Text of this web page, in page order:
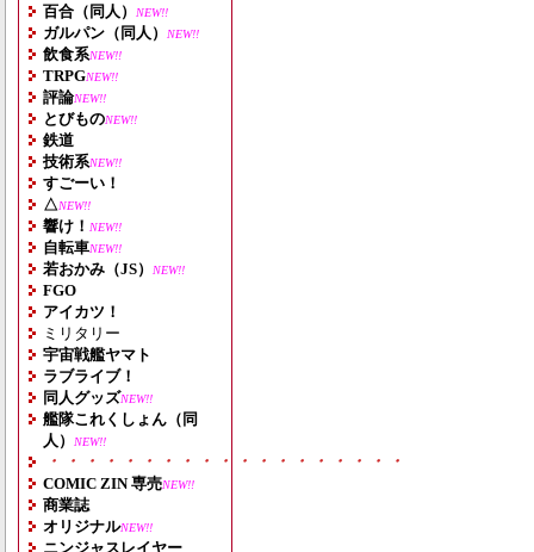
百合（同人） NEW!!
ガルパン（同人） NEW!!
飲食系NEW!!
TRPGNEW!!
評論NEW!!
とびものNEW!!
鉄道
技術系NEW!!
すごーい！
△NEW!!
響け！ NEW!!
自転車NEW!!
若おかみ（JS） NEW!!
FGO
アイカツ！
ミリタリー
宇宙戦艦ヤマト
ラブライブ！
同人グッズNEW!!
艦隊これくしょん（同
人）
NEW!!
・・・・・・・・・・・・・・・・・・・
COMIC ZIN 専売NEW!!
商業誌
オリジナルNEW!!
ニンジャスレイヤー